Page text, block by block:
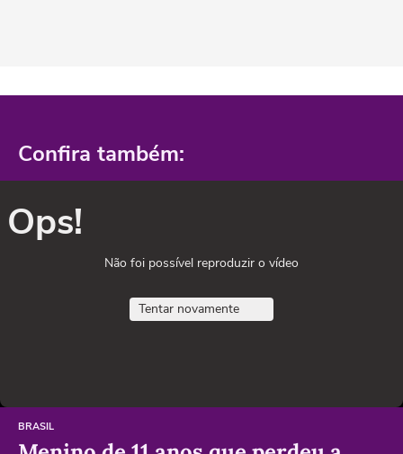
Confira também:
Ops!
Não foi possível reproduzir o vídeo
Tentar novamente
BRASIL